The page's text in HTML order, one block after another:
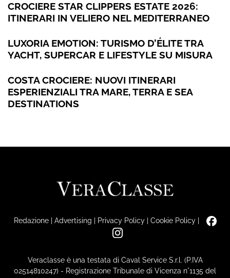
CROCIERE STAR CLIPPERS ESTATE 2026:
ITINERARI IN VELIERO NEL MEDITERRANEO
LUXORIA EMOTION: TURISMO D’ÉLITE TRA
YACHT, SUPERCAR E LIFESTYLE SU MISURA
COSTA CROCIERE: NUOVI ITINERARI
ESPERIENZIALI TRA MARE, TERRA E SEA
DESTINATIONS
Redazione| Advertising | Privacy Policy| Cookie Policy|
Veraclasse è una testata di Caval Service S.r.l. (P.IVA
02514810247) - Registrazione Tribunale di Vicenza n°1135 del